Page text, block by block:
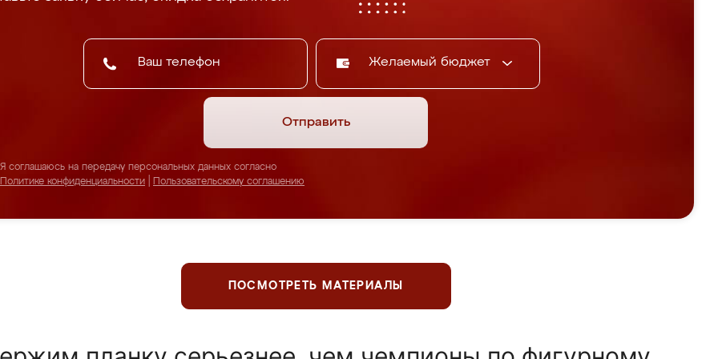
Желаемый бюджет
Отправить
Я соглашаюсь на передачу персональных данных согласно
Политике конфиденциальности
Пользовательскому соглашению
ПОСМОТРЕТЬ МАТЕРИАЛЫ